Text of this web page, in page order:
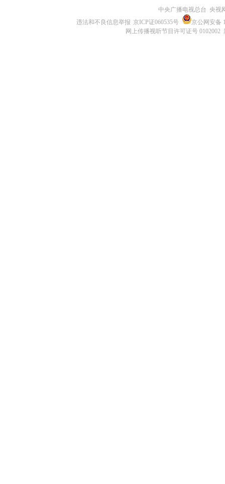
中央广播电视总台 央视
违法和不良信息举报 京ICP证060535号
京公网安备
网上传播视听节目许可证号 0102002